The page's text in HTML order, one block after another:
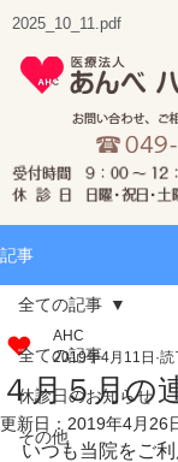
2025_10_11.pdf
記事
全ての記事
休診日のお知らせ
その他
全ての記事
４月５月の
AHC
2019年4月11日 読
更新日： 2019年4月26
いつも当院をご